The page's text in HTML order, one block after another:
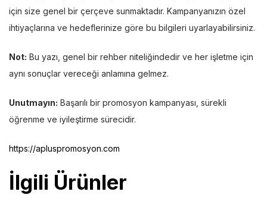
için size genel bir çerçeve sunmaktadır. Kampanyanızın özel
ihtiyaçlarına ve hedeflerinize göre bu bilgileri uyarlayabilirsiniz.
Not: Bu yazı, genel bir rehber niteliğindedir ve her işletme için
aynı sonuçlar vereceği anlamına gelmez.
Unutmayın: Başarılı bir promosyon kampanyası, sürekli
öğrenme ve iyileştirme sürecidir.
https://apluspromosyon.com
İlgili Ürünler